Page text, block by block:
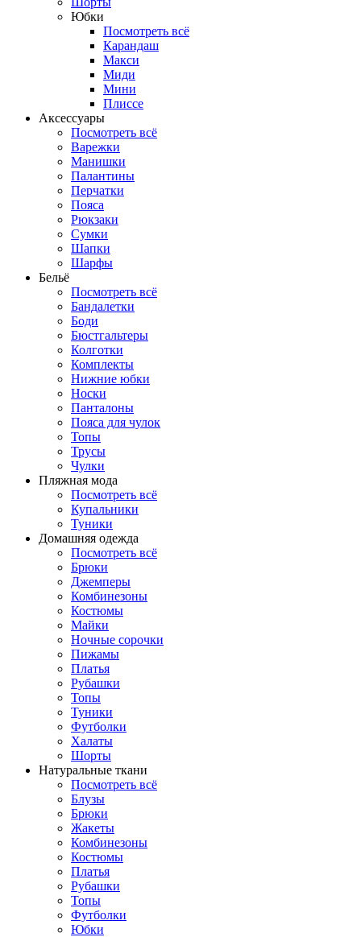
Юбки
Посмотреть всё
Карандаш
Макси
Миди
Мини
Плиссе
Аксессуары
Посмотреть всё
Варежки
Манишки
Палантины
Перчатки
Пояса
Рюкзаки
Сумки
Шапки
Шарфы
Бельё
Посмотреть всё
Бандалетки
Боди
Бюстгальтеры
Колготки
Комплекты
Нижние юбки
Носки
Панталоны
Поясa для чулок
Топы
Трусы
Чулки
Пляжная мода
Посмотреть всё
Купальники
Туники
Домашняя одежда
Посмотреть всё
Брюки
Джемперы
Комбинезоны
Костюмы
Майки
Ночные сорочки
Пижамы
Платья
Рубашки
Топы
Туники
Футболки
Халаты
Шорты
Натуральные ткани
Посмотреть всё
Блузы
Брюки
Жакеты
Комбинезоны
Костюмы
Платья
Рубашки
Топы
Футболки
Юбки